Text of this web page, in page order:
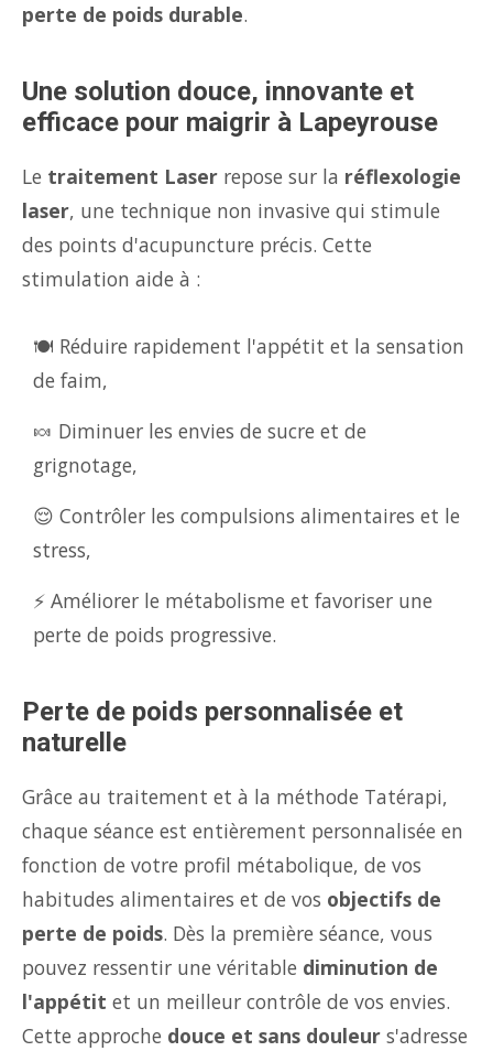
perte de poids durable.
Une solution douce, innovante et
efficace pour maigrir à Lapeyrouse
Le traitement Laser repose sur la réflexologie
laser, une technique non invasive qui stimule
des points d'acupuncture précis. Cette
stimulation aide à :
🍽️ Réduire rapidement l'appétit et la sensation
de faim,
🍬 Diminuer les envies de sucre et de
grignotage,
😌 Contrôler les compulsions alimentaires et le
stress,
⚡ Améliorer le métabolisme et favoriser une
perte de poids progressive.
Perte de poids personnalisée et
naturelle
Grâce au traitement et à la méthode Tatérapi,
chaque séance est entièrement personnalisée en
fonction de votre profil métabolique, de vos
habitudes alimentaires et de vos objectifs de
perte de poids. Dès la première séance, vous
pouvez ressentir une véritable diminution de
l'appétit et un meilleur contrôle de vos envies.
Cette approche douce et sans douleur s'adresse